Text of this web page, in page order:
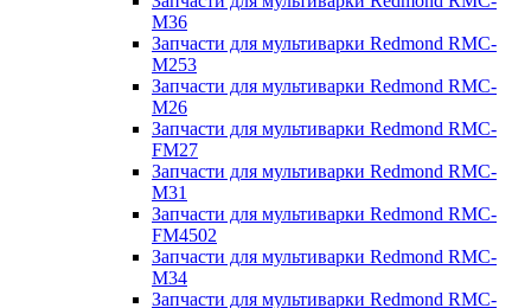
M36
Запчасти для мультиварки Redmond RMC-
M253
Запчасти для мультиварки Redmond RMC-
M26
Запчасти для мультиварки Redmond RMC-
FM27
Запчасти для мультиварки Redmond RMC-
M31
Запчасти для мультиварки Redmond RMC-
FM4502
Запчасти для мультиварки Redmond RMC-
M34
Запчасти для мультиварки Redmond RMC-